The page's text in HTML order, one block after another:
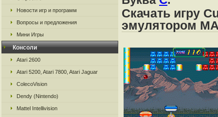
Новости игр и программ
Вопросы и предложения
Мини Игры
Консоли
Atari 2600
Atari 5200, Atari 7800, Atari Jaguar
ColecoVision
Dendy (Nintendo)
Mattel Intellivision
Скачать игру
эмулятором